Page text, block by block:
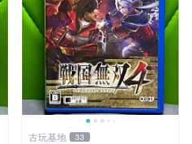
古玩基地 33